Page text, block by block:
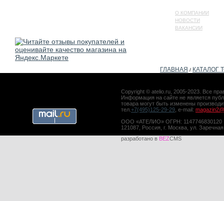
О КОМПАНИИ
НОВОСТИ
ВАКАНСИИ
ГЛАВНАЯ / КАТАЛОГ
Copyright © atelio.ru, 2005-2023. Все
Информация на сайте не является
товара могут быть изменены
тел. +7(495)125-29-29 , e-mail:
ООО «АТЕЛИО» ОГРН: 1147746830120
121087, Россия, г. Москва, ул.
разработано в BEZCMS